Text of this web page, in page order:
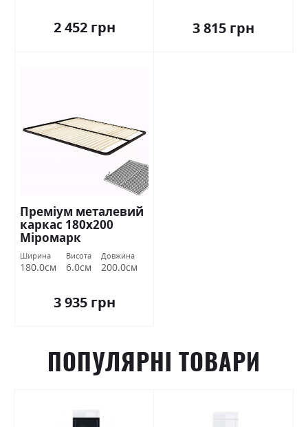
2 452 грн 3 815 грн
Преміум металевий
каркас 180х200
Міромарк
Ширина
180.0см
Висота
6.0см
Довжина
200.0см
3 935 грн
ПОПУЛЯРНІ ТОВАРИ